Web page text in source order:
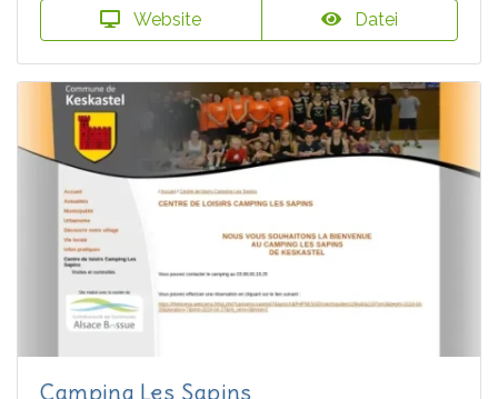
Website Datei
Camping Les Sapins